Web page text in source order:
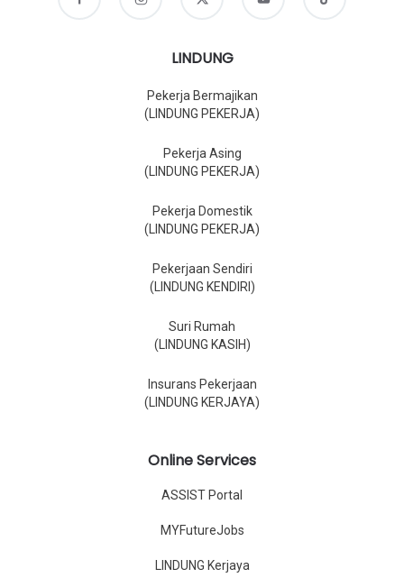
LINDUNG
Pekerja Bermajikan
(LINDUNG PEKERJA)
Pekerja Asing
(LINDUNG PEKERJA)
Pekerja Domestik
(LINDUNG PEKERJA)
Pekerjaan Sendiri
(LINDUNG KENDIRI)
Suri Rumah
(LINDUNG KASIH)
Insurans Pekerjaan
(LINDUNG KERJAYA)
Online Services
ASSIST Portal
MYFutureJobs
LINDUNG Kerjaya